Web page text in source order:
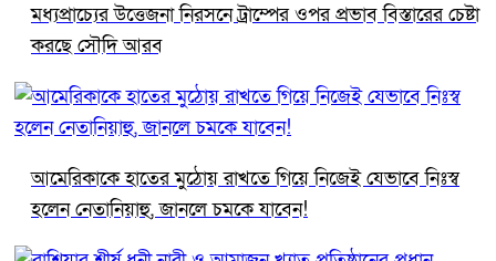
মধ্যপ্রাচ্যের উত্তেজনা নিরসনে ট্রাম্পের ওপর প্রভাব বিস্তারের চেষ্টা
করছে সৌদি আরব
আমেরিকাকে হাতের মুঠোয় রাখতে গিয়ে নিজেই যেভাবে নিঃস্ব
হলেন নেতানিয়াহু, জানলে চমকে যাবেন!